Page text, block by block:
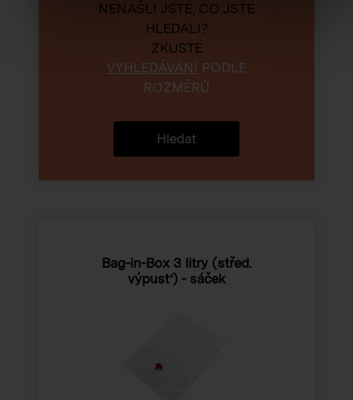
NENAŠLI JSTE, CO JSTE
HLEDALI?
ZKUSTE
VYHLEDÁVÁNÍ PODLE
ROZMĚRŮ
Hledat
Bag-in-Box 3 litry (střed.
výpusť) - sáček